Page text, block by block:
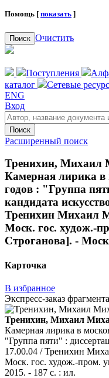
Помощь [ показать ]
Поиск Очистить
Поступления
каталог
Сетевые
ENG
Вход
Поиск
Расширенный поиск
Тренихин, Михаил
Камерная лирика в
годов : "Группа
кандидата
Тренихин Михаил
Моск. гос. худож.-
Строганова]. -
Карточка
В избранное
Экспресс-заказ фрагмента
Тренихин, Михаил
Камерная лирика в
"Группа пяти" :
17.00.04 / Тренихин
Моск. гос. худож.-пром.
2015. - 187 с. : ил.